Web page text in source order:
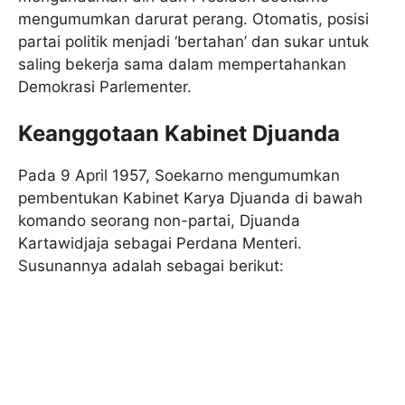
mengumumkan darurat perang. Otomatis, posisi
partai politik menjadi ‘bertahan’ dan sukar untuk
saling bekerja sama dalam mempertahankan
Demokrasi Parlementer.
Keanggotaan Kabinet Djuanda
Pada 9 April 1957, Soekarno mengumumkan
pembentukan Kabinet Karya Djuanda di bawah
komando seorang non-partai, Djuanda
Kartawidjaja sebagai Perdana Menteri.
Susunannya adalah sebagai berikut: